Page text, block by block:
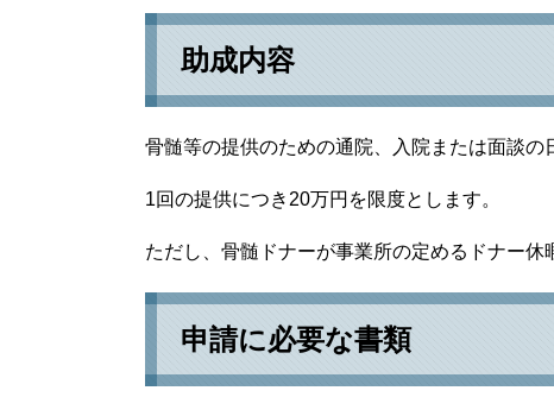
助成内容
骨髄等の提供のための通院、入院または面談の
1回の提供につき20万円を限度とします。
ただし、骨髄ドナーが事業所の定めるドナー休
申請に必要な書類